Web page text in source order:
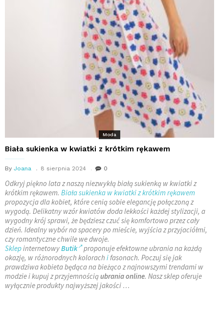
Moda
Biała sukienka w kwiatki z krótkim rękawem
By Joana 8 sierpnia 2024 0
Odkryj piękno lata z naszą niezwykłą białą sukienką w kwiatki z
krótkim rękawem. Biała sukienka w kwiatki z krótkim rękawem
propozycja dla kobiet, które cenią sobie elegancję połączoną z
wygodą. Delikatny wzór kwiatów doda lekkości każdej stylizacji, a
wygodny krój sprawi, że będziesz czuć się komfortowo przez cały
dzień. Idealny wybór na spacery po mieście, wyjścia z przyjaciółmi,
czy romantyczne chwile we dwoje.
SklepinternetowyButik proponuje efektowne ubraniana każdą
okazję, w różnorodnych kolorach i fasonach. Poczuj się jak
prawdziwa kobieta będąca na bieżąco z najnowszymi trendami w
modzie i kupuj z przyjemnościąubrania online. Nasz sklep oferuje
wyłącznie produkty najwyższej jakości …